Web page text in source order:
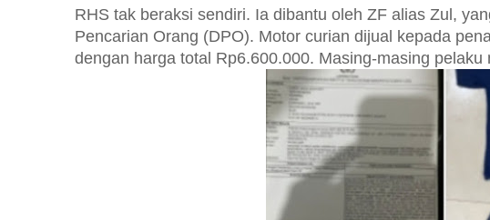
RHS tak beraksi sendiri. Ia dibantu oleh ZF alias Zul,
Pencarian Orang (DPO). Motor curian dijual kepada
dengan harga total Rp6.600.000. Masing-masing pelaku